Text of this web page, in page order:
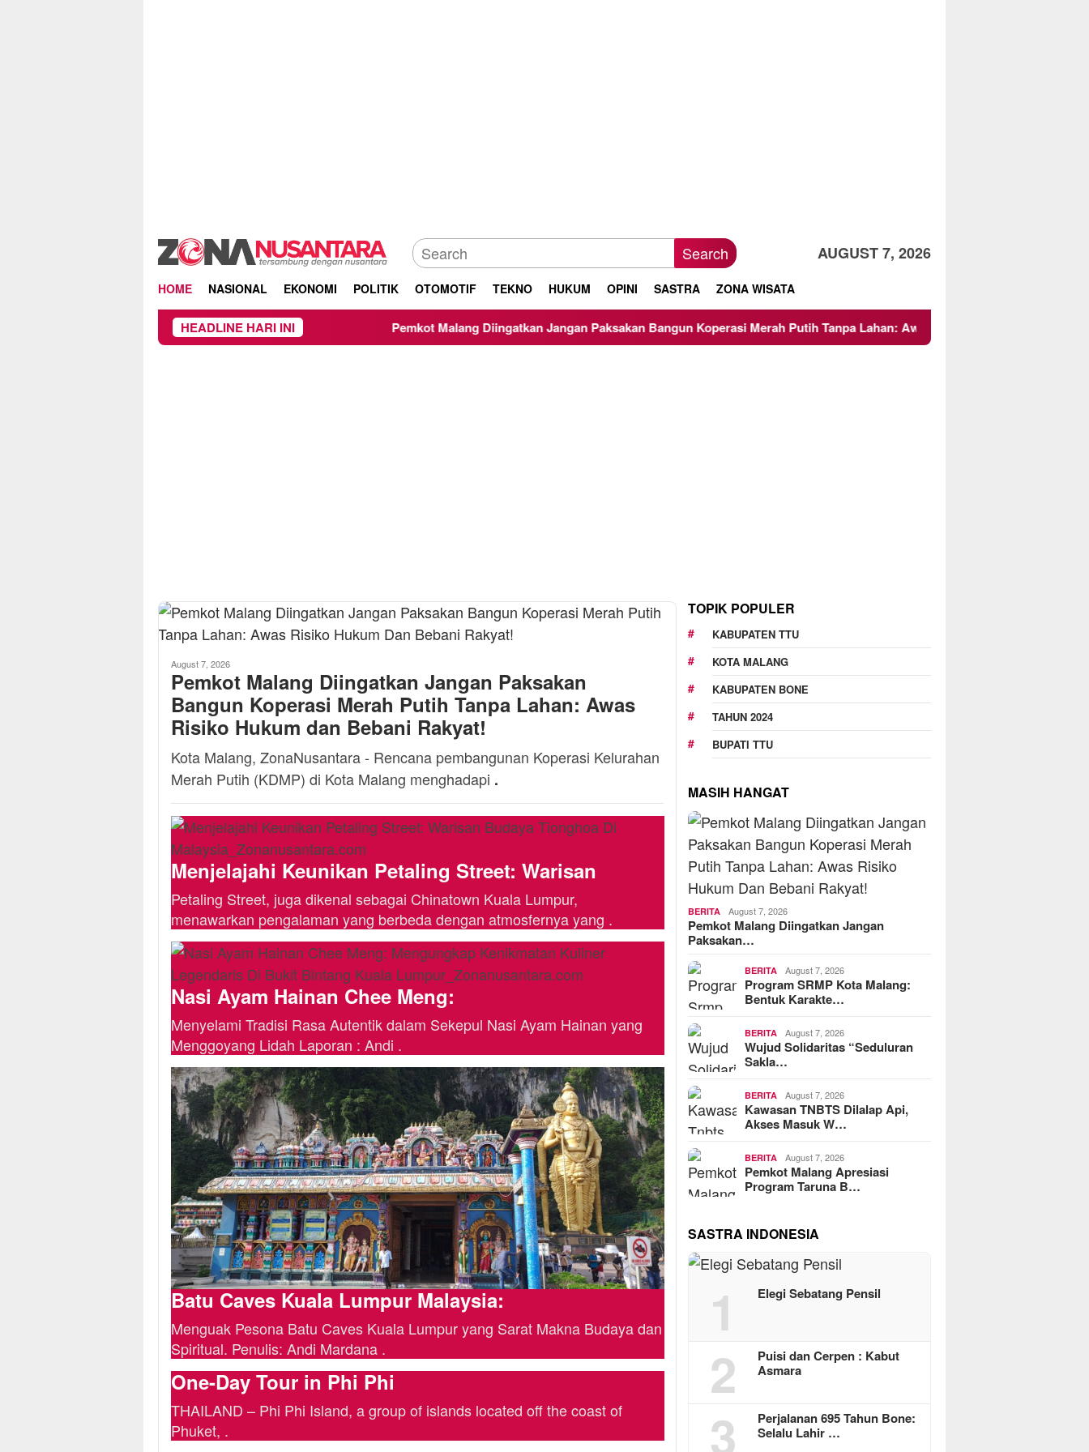
Search AUGUST 7, 2026
HOME NASIONAL EKONOMI POLITIK OTOMOTIF TEKNO HUKUM OPINI SASTRA ZONA WISATA
HEADLINE HARI INIPemkot Malang Diingatkan Jangan Paksakan Bangun Koperasi Merah Putih Tanpa Lahan: Awas Risiko Hukum dan Bebani Rakyat!
August 7, 2026
Pemkot Malang Diingatkan Jangan Paksakan
Bangun Koperasi Merah Putih Tanpa Lahan: Awas
Risiko Hukum dan Bebani Rakyat!
Kota Malang, ZonaNusantara - Rencana pembangunan Koperasi Kelurahan
Merah Putih (KDMP) di Kota Malang menghadapi .
Menjelajahi Keunikan Petaling Street: Warisan
Petaling Street, juga dikenal sebagai Chinatown Kuala Lumpur,
menawarkan pengalaman yang berbeda dengan atmosfernya yang .
Nasi Ayam Hainan Chee Meng:
Menyelami Tradisi Rasa Autentik dalam Sekepul Nasi Ayam Hainan yang
Menggoyang Lidah Laporan : Andi .
Batu Caves Kuala Lumpur Malaysia:
Menguak Pesona Batu Caves Kuala Lumpur yang Sarat Makna Budaya dan
Spiritual. Penulis: Andi Mardana .
One-Day Tour in Phi Phi
THAILAND – Phi Phi Island, a group of islands located off the coast of
Phuket, .
TOPIK POPULER
KABUPATEN TTU
KOTA MALANG
KABUPATEN BONE
TAHUN 2024
BUPATI TTU
MASIH HANGAT
BERITA August 7, 2026
Pemkot Malang Diingatkan Jangan
Paksakan…
BERITA August 7, 2026
Program SRMP Kota Malang:
Bentuk Karakte…
BERITA August 7, 2026
Wujud Solidaritas “Seduluran
Sakla…
BERITA August 7, 2026
Kawasan TNBTS Dilalap Api,
Akses Masuk W…
BERITA August 7, 2026
Pemkot Malang Apresiasi
Program Taruna B…
SASTRA INDONESIA
1 Elegi Sebatang Pensil
2
Puisi dan Cerpen : Kabut
Asmara
3
Perjalanan 695 Tahun Bone:
Selalu Lahir …